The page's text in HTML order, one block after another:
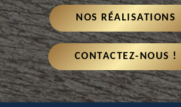
NOS RÉALISATIONS
CONTACTEZ-NOUS !